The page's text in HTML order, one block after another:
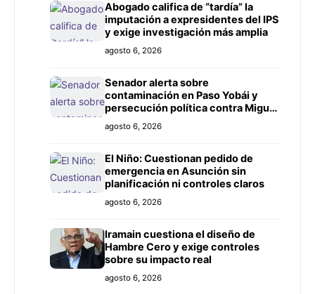
Abogado califica de “tardía” la
imputación a expresidentes del IPS
y exige investigación más amplia
agosto 6, 2026
Senador alerta sobre
contaminación en Paso Yobái y
persecución política contra Miguel
Prieto
agosto 6, 2026
El Niño: Cuestionan pedido de
emergencia en Asunción sin
planificación ni controles claros
agosto 6, 2026
Iramain cuestiona el diseño de
Hambre Cero y exige controles
sobre su impacto real
agosto 6, 2026